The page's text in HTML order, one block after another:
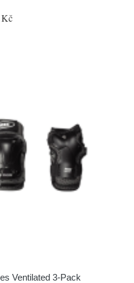
Ventilated 3-Pack